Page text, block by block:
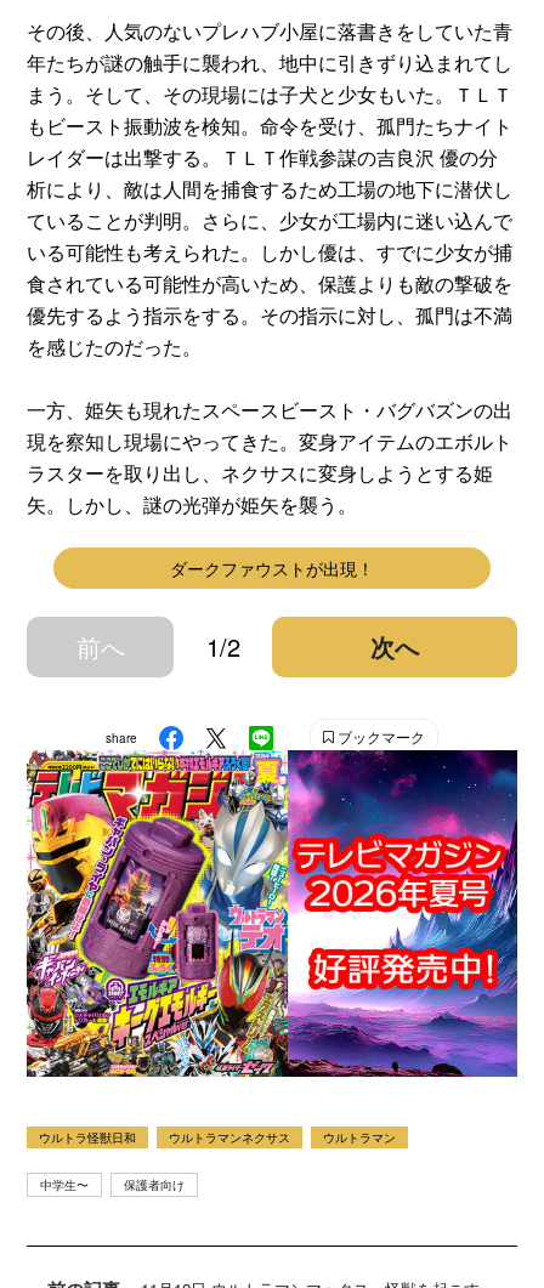
その後、人気のないプレハブ小屋に落書きをしていた青
年たちが謎の触手に襲われ、地中に引きずり込まれてし
まう。そして、その現場には子犬と少女もいた。ＴＬＴ
もビースト振動波を検知。命令を受け、孤門たちナイト
レイダーは出撃する。ＴＬＴ作戦参謀の吉良沢 優の分
析により、敵は人間を捕食するため工場の地下に潜伏し
ていることが判明。さらに、少女が工場内に迷い込んで
いる可能性も考えられた。しかし優は、すでに少女が捕
食されている可能性が高いため、保護よりも敵の撃破を
優先するよう指示をする。その指示に対し、孤門は不満
を感じたのだった。
一方、姫矢も現れたスペースビースト・バグバズンの出
現を察知し現場にやってきた。変身アイテムのエボルト
ラスターを取り出し、ネクサスに変身しようとする姫
矢。しかし、謎の光弾が姫矢を襲う。
ダークファウストが出現！
前へ 1/2 次へ
share ブックマーク
ウルトラ怪獣日和 ウルトラマンネクサス ウルトラマン
中学生〜 保護者向け